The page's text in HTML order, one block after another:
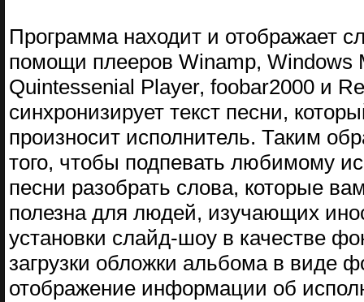
Программа находит и отображает
помощи плееров Winamp, Windows
Quintessenial Player, foobar2000 и
синхронизирует текст песни,
произносит исполнитель. Таким
того, чтобы подпевать любимому
песни разобрать слова, которые
полезна для людей, изучающих
установки слайд-шоу в качестве
загрузки обложки альбома в виде
отображение информации об